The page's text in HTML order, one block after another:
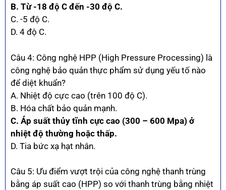
B. Từ -18 độ C đến -30 độ C.
C. -5 độ C.
D. 4 độ C.
Câu 4: Công nghệ HPP (High Pressure Processing) là
công nghệ bảo quản thực phẩm sử dụng yếu tố nào
để diệt khuẩn?
A. Nhiệt độ cực cao (trên 100 độ C).
B. Hóa chất bảo quản mạnh.
C. Áp suất thủy tĩnh cực cao (300 – 600 Mpa) ở
nhiệt độ thường hoặc thấp.
D. Tia bức xạ hạt nhân.
Câu 5: Ưu điểm vượt trội của công nghệ thanh trùng
bằng áp suất cao (HPP) so với thanh trùng bằng nhiệt